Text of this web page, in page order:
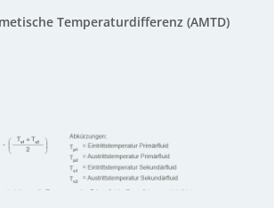
Temperaturdifferenz (AMTD)